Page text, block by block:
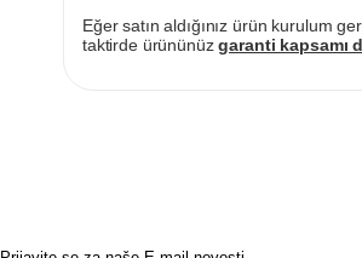
Eğer satın aldığınız ürün kurulum
taktirde ürününüzgaranti kapsamı